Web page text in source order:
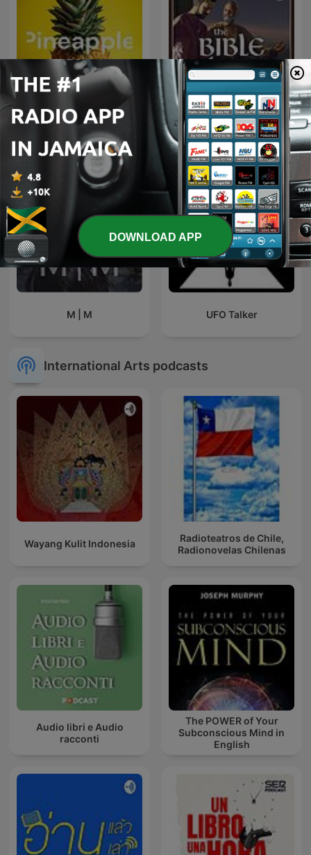
Pineapple The Bible Story
M | M UFO Talker
International Arts podcasts
Wayang Kulit Indonesia
Radioteatros de Chile,
Radionovelas Chilenas
Audio libri e Audio
racconti
The POWER of Your
Subconscious Mind in
English
DOWNLOAD APP